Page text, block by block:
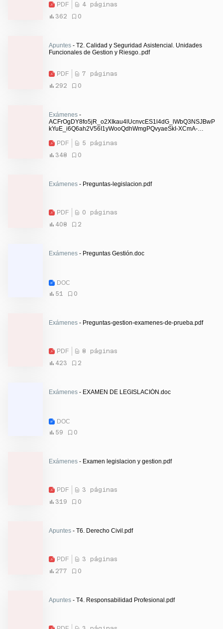
PDF
4 páginas
362
0
Apuntes - T2. Calidad y Seguridad Asistencial. Unidades
Funcionales de Gestion y Riesgo..pdf
PDF
7 páginas
292
0
Exámenes -
ACFrOgDY8fo5jR_o2XIkau4lUcnvcES1l4dG_lWbQ3NSJBwP
kYuE_i6Q6ah2V56I1yWooQdhWmgPQvyaeSkI-XCmA-
PDF
5 páginas
348
0
Exámenes - Preguntas-legislacion.pdf
PDF
0 páginas
408
2
Exámenes - Preguntas Gestión.doc
DOC
51
0
Exámenes - Preguntas-gestion-examenes-de-prueba.pdf
PDF
8 páginas
423
2
Exámenes - EXAMEN DE LEGISLACIÓN.doc
DOC
59
0
Exámenes - Examen legislacion y gestion.pdf
PDF
3 páginas
319
0
Apuntes - T6. Derecho Civil.pdf
PDF
3 páginas
277
0
Apuntes - T4. Responsabilidad Profesional.pdf